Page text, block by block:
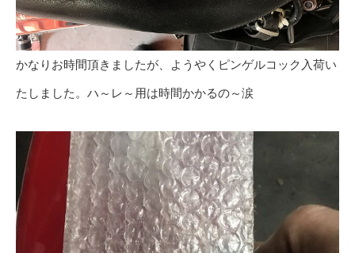
かなりお時間頂きましたが、ようやくピンゲルコック入荷い
たしました。ハ～レ～用は時間かかるの～涙